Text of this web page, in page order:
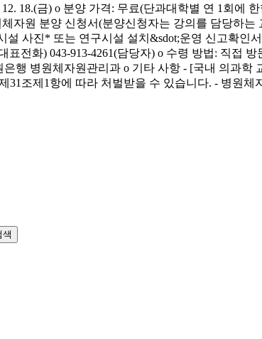
12. 18.(금) o 분양 가격: 무료(단과대학별 연 1회에
자원 분양 신청서(분양신청자는 강의를 담당하
설 사진* 또는 연구시설 설치&sdot;운영 신고확
표전화) 043-913-4261(담당자) o 수령 방법: 직
은행 병원체자원관리과 o 기타 사항 - [국내 의과
31조제1항에 따라 처벌받을 수 있습니다. - 병원